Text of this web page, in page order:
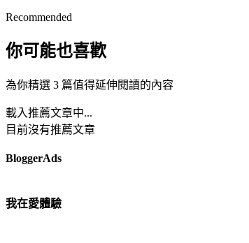
Recommended
你可能也喜歡
為你精選 3 篇值得延伸閱讀的內容
載入推薦文章中...
目前沒有推薦文章
BloggerAds
我在愛體驗